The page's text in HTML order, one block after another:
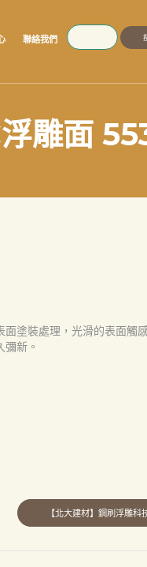
聯絡我們
SEARCH
雕面
面塗裝處理，光滑的表面觸
彌新。